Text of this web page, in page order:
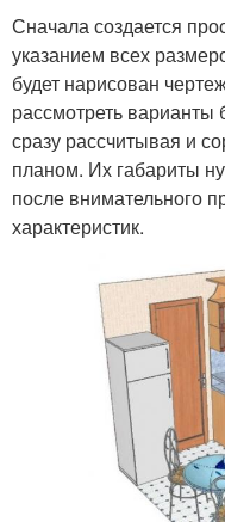
Сначала создается
указанием всех
будет нарисован
рассмотреть варианты
сразу рассчитывая и
планом. Их габариты
после внимательного
характеристик.